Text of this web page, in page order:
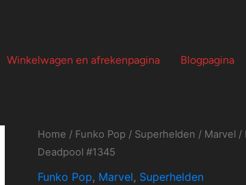
Winkelwagen en afrekenpagina Blogpagina
Home / Funko Pop / Superhelden / Marvel /
Deadpool #1345
Funko Pop, Marvel, Superhelden